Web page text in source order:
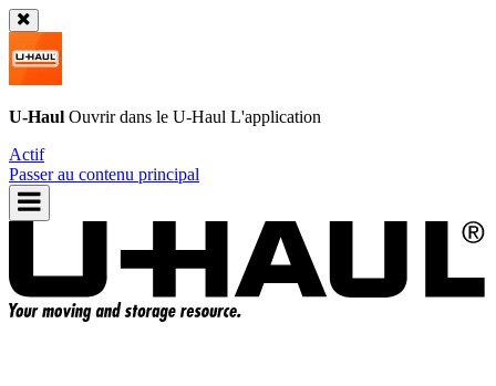
U-Haul Ouvrir dans le U-Haul L'application
Actif
Passer au contenu principal